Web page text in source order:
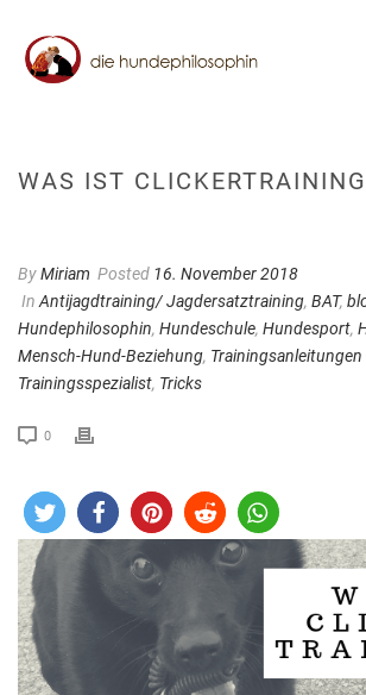
WAS IST
ByMiriam Posted 16. November 2018
In Antijagdtraining/ Jagdersatztraining, BAT,
Hundephilosophin, Hundeschule, Hundesport,
Mensch-Hund-Beziehung, Trainingsanleitungen
Trainingsspezialist, Tricks
0